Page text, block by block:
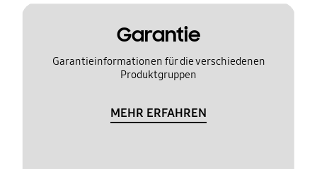
Garantie
Garantieinformationen für die verschiedenen
Produktgruppen
MEHR ERFAHREN